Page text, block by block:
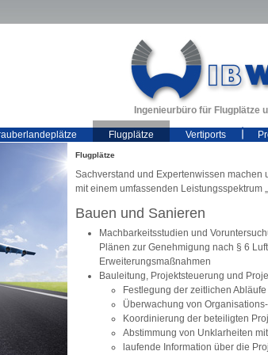
Ingenieurbüro für Flugplätze
Flugplätze Vertiports
Flugplätze
Sachverstand und Expertenwissen machen
mit einem umfassenden Leistungsspektrum
Bauen und Sanieren
Machbarkeitsstudien und
Plänen zur Genehmigung nach § 6
Erweiterungsmaßnahmen
Bauleitung, Projektsteuerung und
Festlegung der zeitlichen
Überwachung von
Koordinierung der beteiligten
Abstimmung von Unklarheiten
laufende Information über die